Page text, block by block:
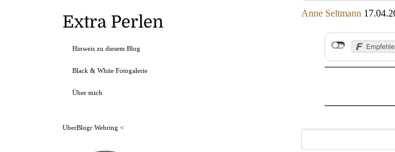
Anne Seltmann
Extra Perlen
Hinweis zu diesem Blog
Black & White Fotogalerie
Über mich
UberBlogr Webring <